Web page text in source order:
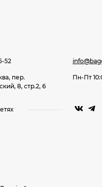
52
пер.
8, стр.2, 6
Пн-Пт